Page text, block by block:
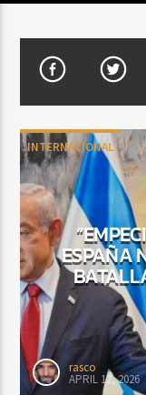
TITLE
ARTIST
CURRENT SHOW
12:00 AM 2:00
Beone Radio
INTERNACIONAL
ESPAÑA
rasco
APRIL 12, 2026